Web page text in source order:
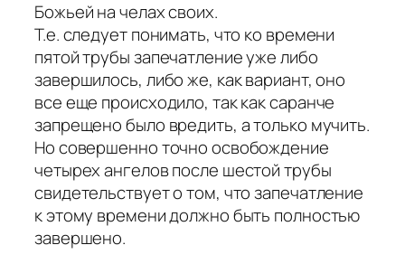
Божьей на челах своих.
Т.е. следует понимать, что ко времени
пятой трубы запечатление уже либо
завершилось, либо же, как вариант, оно
все еще происходило, так как саранче
запрещено было вредить, а только мучить.
Но совершенно точно освобождение
четырех ангелов после шестой трубы
свидетельствует о том, что запечатление
к этому времени должно быть полностью
завершено.